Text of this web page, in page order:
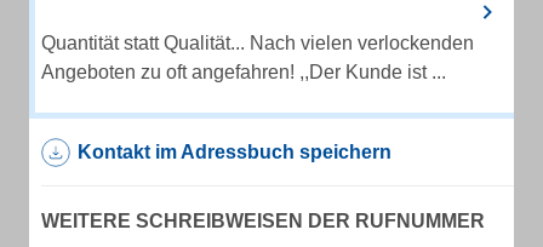
Quantität statt Qualität... Nach vielen verlockenden
Angeboten zu oft angefahren! ,,Der Kunde ist ...
Kontakt im Adressbuch speichern
WEITERE SCHREIBWEISEN DER RUFNUMMER